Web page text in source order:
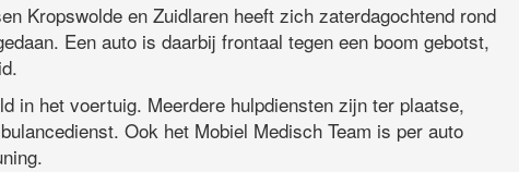
Kropswolde en Zuidlaren heeft zich zaterdagochtend rond
Een auto is daarbij frontaal tegen een boom gebotst,
in het voertuig. Meerdere hulpdiensten zijn ter plaatse,
Ook het Mobiel Medisch Team is per auto